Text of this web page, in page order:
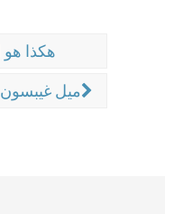
هكذا هو
ميل غيبسون